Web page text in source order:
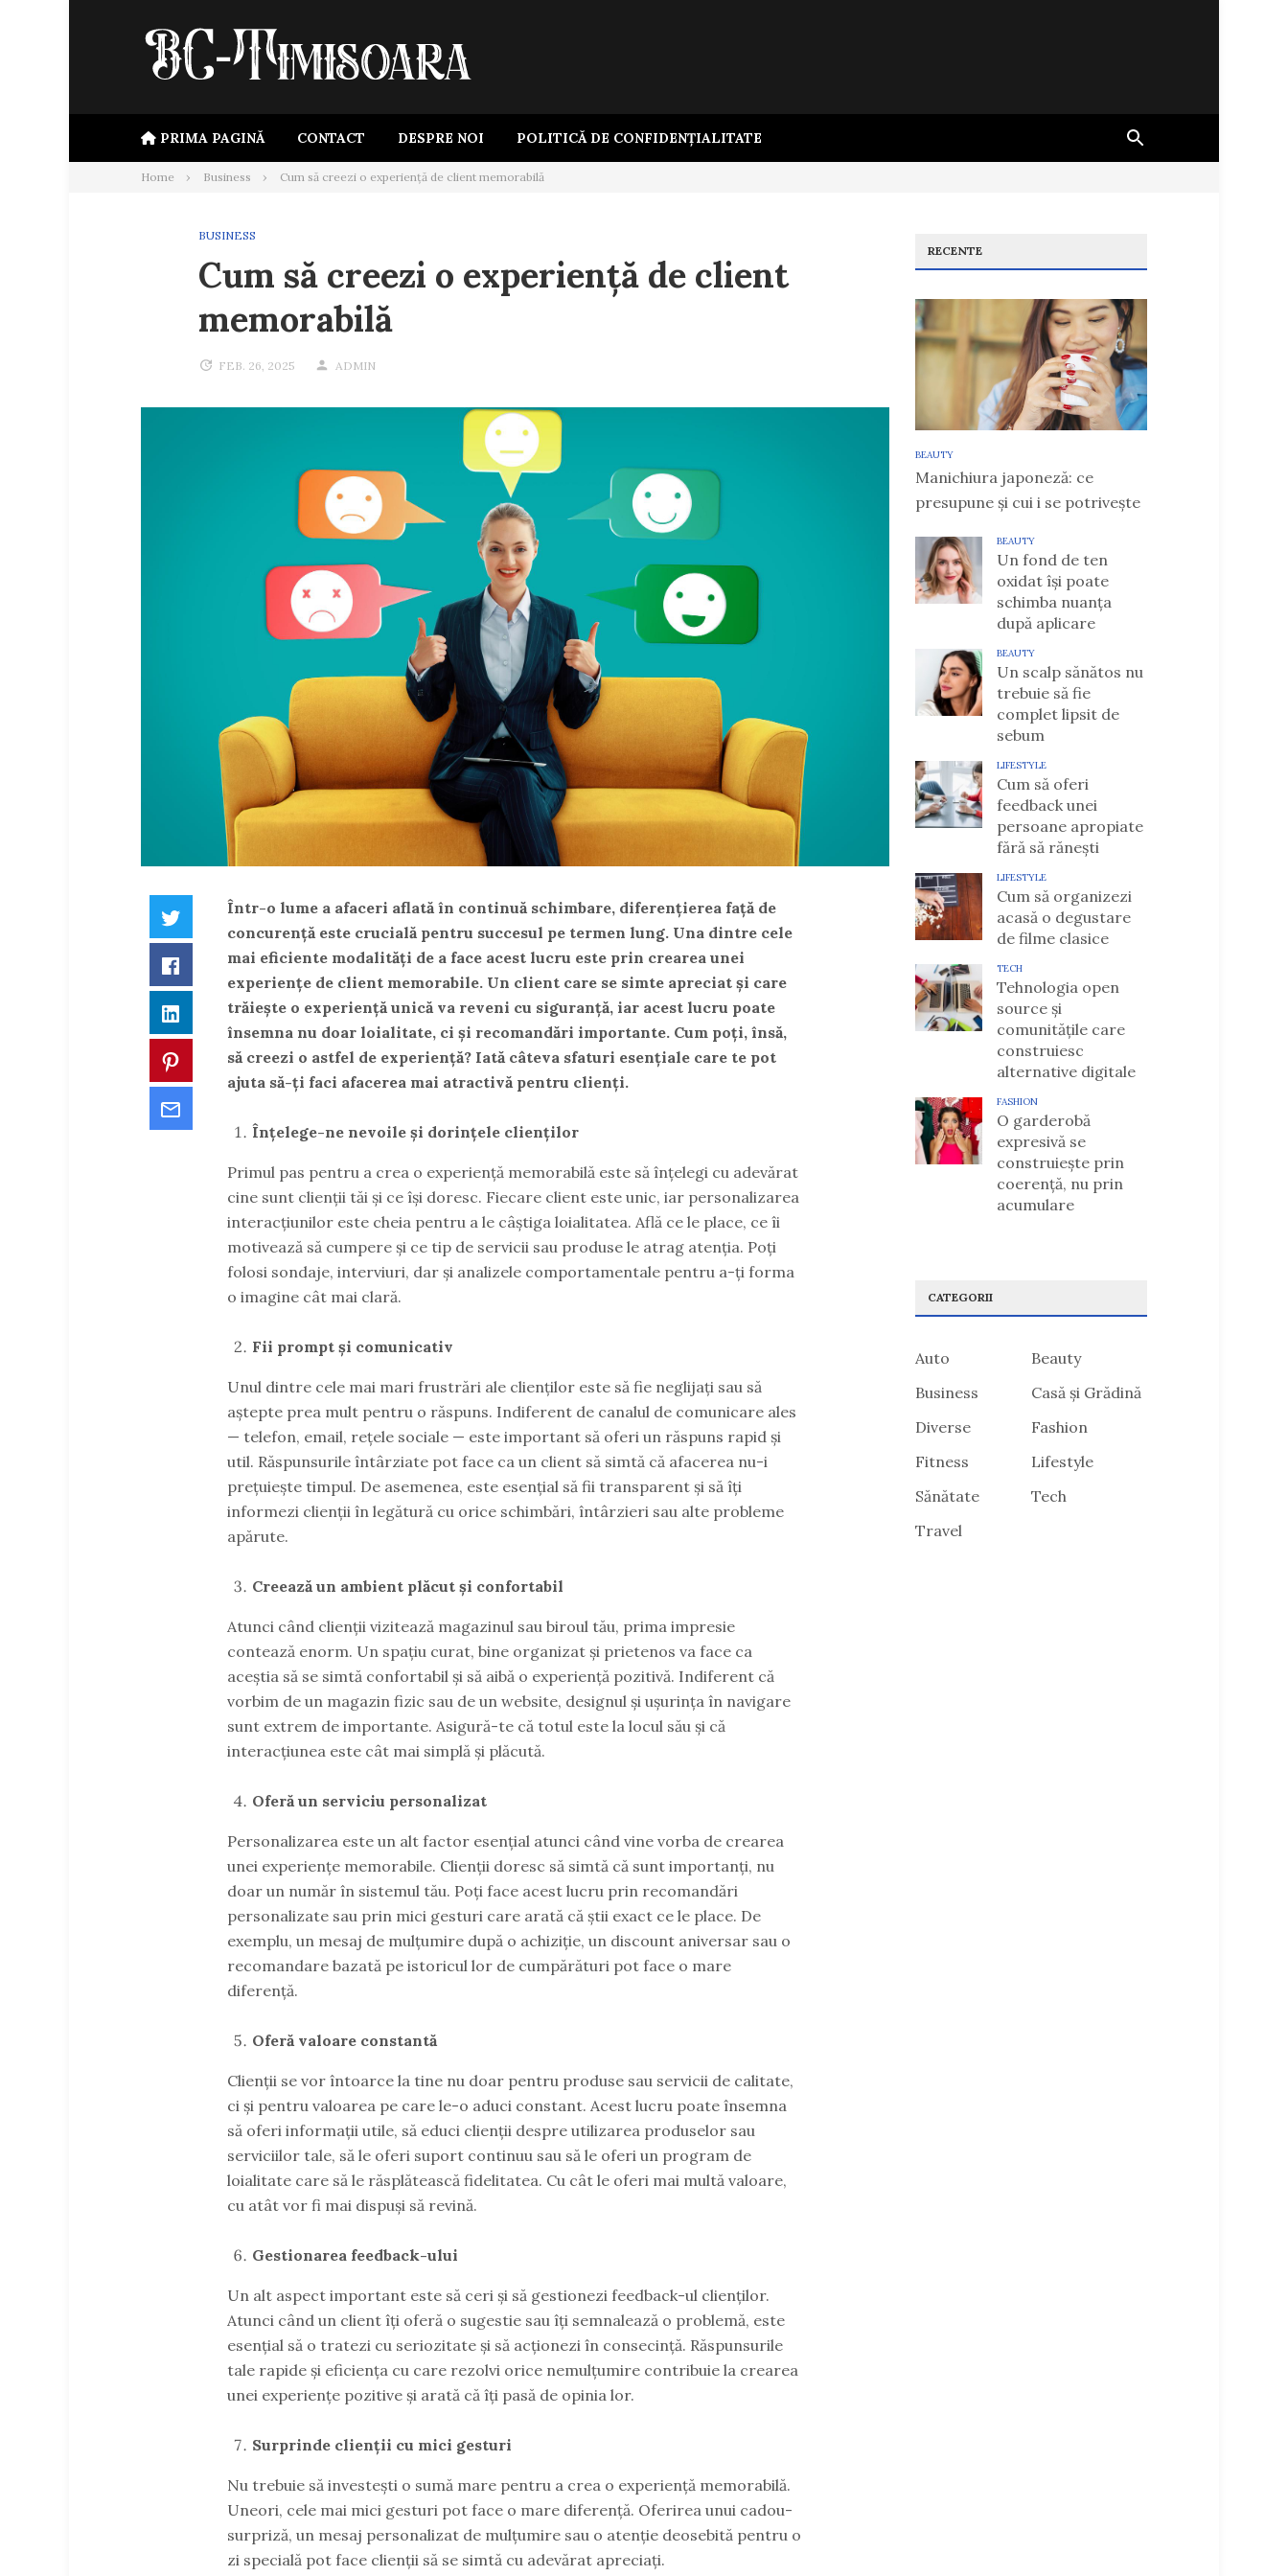
PRIMA PAGINĂ CONTACT DESPRE NOI POLITICĂ DE CONFIDENȚIALITATE
Home Business Cum să creezi o experiență de client memorabilă
BUSINESS
Cum să creezi o experiență de client
memorabilă
FEB. 26, 2025 ADMIN
Twitter
Facebook
LinkedIn
Pinterest
Într-o lume a afaceri aflată în continuă schimbare, diferențierea față de
concurență este crucială pentru succesul pe termen lung. Una dintre cele
mai eficiente modalități de a face acest lucru este prin crearea unei
experiențe de client memorabile. Un client care se simte apreciat și care
trăiește o experiență unică va reveni cu siguranță, iar acest lucru poate
însemna nu doar loialitate, ci și recomandări importante. Cum poți, însă,
să creezi o astfel de experiență? Iată câteva sfaturi esențiale care te pot
ajuta să-ți faci afacerea mai atractivă pentru clienți.
Înțelege-ne nevoile și dorințele clienților
Primul pas pentru a crea o experiență memorabilă este să înțelegi cu adevărat
cine sunt clienții tăi și ce își doresc. Fiecare client este unic, iar personalizarea
interacțiunilor este cheia pentru a le câștiga loialitatea. Află ce le place, ce îi
motivează să cumpere și ce tip de servicii sau produse le atrag atenția. Poți
folosi sondaje, interviuri, dar și analizele comportamentale pentru a-ți forma
o imagine cât mai clară.
Fii prompt și comunicativ
Unul dintre cele mai mari frustrări ale clienților este să fie neglijați sau să
aștepte prea mult pentru o răspuns. Indiferent de canalul de comunicare ales
— telefon, email, rețele sociale — este important să oferi un răspuns rapid și
util. Răspunsurile întârziate pot face ca un client să simtă că afacerea nu-i
prețuiește timpul. De asemenea, este esențial să fii transparent și să îți
informezi clienții în legătură cu orice schimbări, întârzieri sau alte probleme
apărute.
Creează un ambient plăcut și confortabil
Atunci când clienții vizitează magazinul sau biroul tău, prima impresie
contează enorm. Un spațiu curat, bine organizat și prietenos va face ca
aceștia să se simtă confortabil și să aibă o experiență pozitivă. Indiferent că
vorbim de un magazin fizic sau de un website, designul și ușurința în navigare
sunt extrem de importante. Asigură-te că totul este la locul său și că
interacțiunea este cât mai simplă și plăcută.
Oferă un serviciu personalizat
Personalizarea este un alt factor esențial atunci când vine vorba de crearea
unei experiențe memorabile. Clienții doresc să simtă că sunt importanți, nu
doar un număr în sistemul tău. Poți face acest lucru prin recomandări
personalizate sau prin mici gesturi care arată că știi exact ce le place. De
exemplu, un mesaj de mulțumire după o achiziție, un discount aniversar sau o
recomandare bazată pe istoricul lor de cumpărături pot face o mare
diferență.
Oferă valoare constantă
Clienții se vor întoarce la tine nu doar pentru produse sau servicii de calitate,
ci și pentru valoarea pe care le-o aduci constant. Acest lucru poate însemna
să oferi informații utile, să educi clienții despre utilizarea produselor sau
serviciilor tale, să le oferi suport continuu sau să le oferi un program de
loialitate care să le răsplătească fidelitatea. Cu cât le oferi mai multă valoare,
cu atât vor fi mai dispuși să revină.
Gestionarea feedback-ului
Un alt aspect important este să ceri și să gestionezi feedback-ul clienților.
Atunci când un client îți oferă o sugestie sau îți semnalează o problemă, este
esențial să o tratezi cu seriozitate și să acționezi în consecință. Răspunsurile
tale rapide și eficiența cu care rezolvi orice nemulțumire contribuie la crearea
unei experiențe pozitive și arată că îți pasă de opinia lor.
Surprinde clienții cu mici gesturi
Nu trebuie să investești o sumă mare pentru a crea o experiență memorabilă.
Uneori, cele mai mici gesturi pot face o mare diferență. Oferirea unui cadou-
surpriză, un mesaj personalizat de mulțumire sau o atenție deosebită pentru o
zi specială pot face clienții să se simtă cu adevărat apreciați.
RECENTE
BEAUTY
Manichiura japoneză: ce
presupune și cui i se potrivește
BEAUTY
Un fond de ten
oxidat își poate
schimba nuanța
după aplicare
BEAUTY
Un scalp sănătos nu
trebuie să fie
complet lipsit de
sebum
LIFESTYLE
Cum să oferi
feedback unei
persoane apropiate
fără să rănești
LIFESTYLE
Cum să organizezi
acasă o degustare
de filme clasice
TECH
Tehnologia open
source și
comunitățile care
construiesc
alternative digitale
FASHION
O garderobă
expresivă se
construiește prin
coerență, nu prin
acumulare
CATEGORII
Auto
Beauty
Business
Casă și Grădină
Diverse
Fashion
Fitness
Lifestyle
Sănătate
Tech
Travel